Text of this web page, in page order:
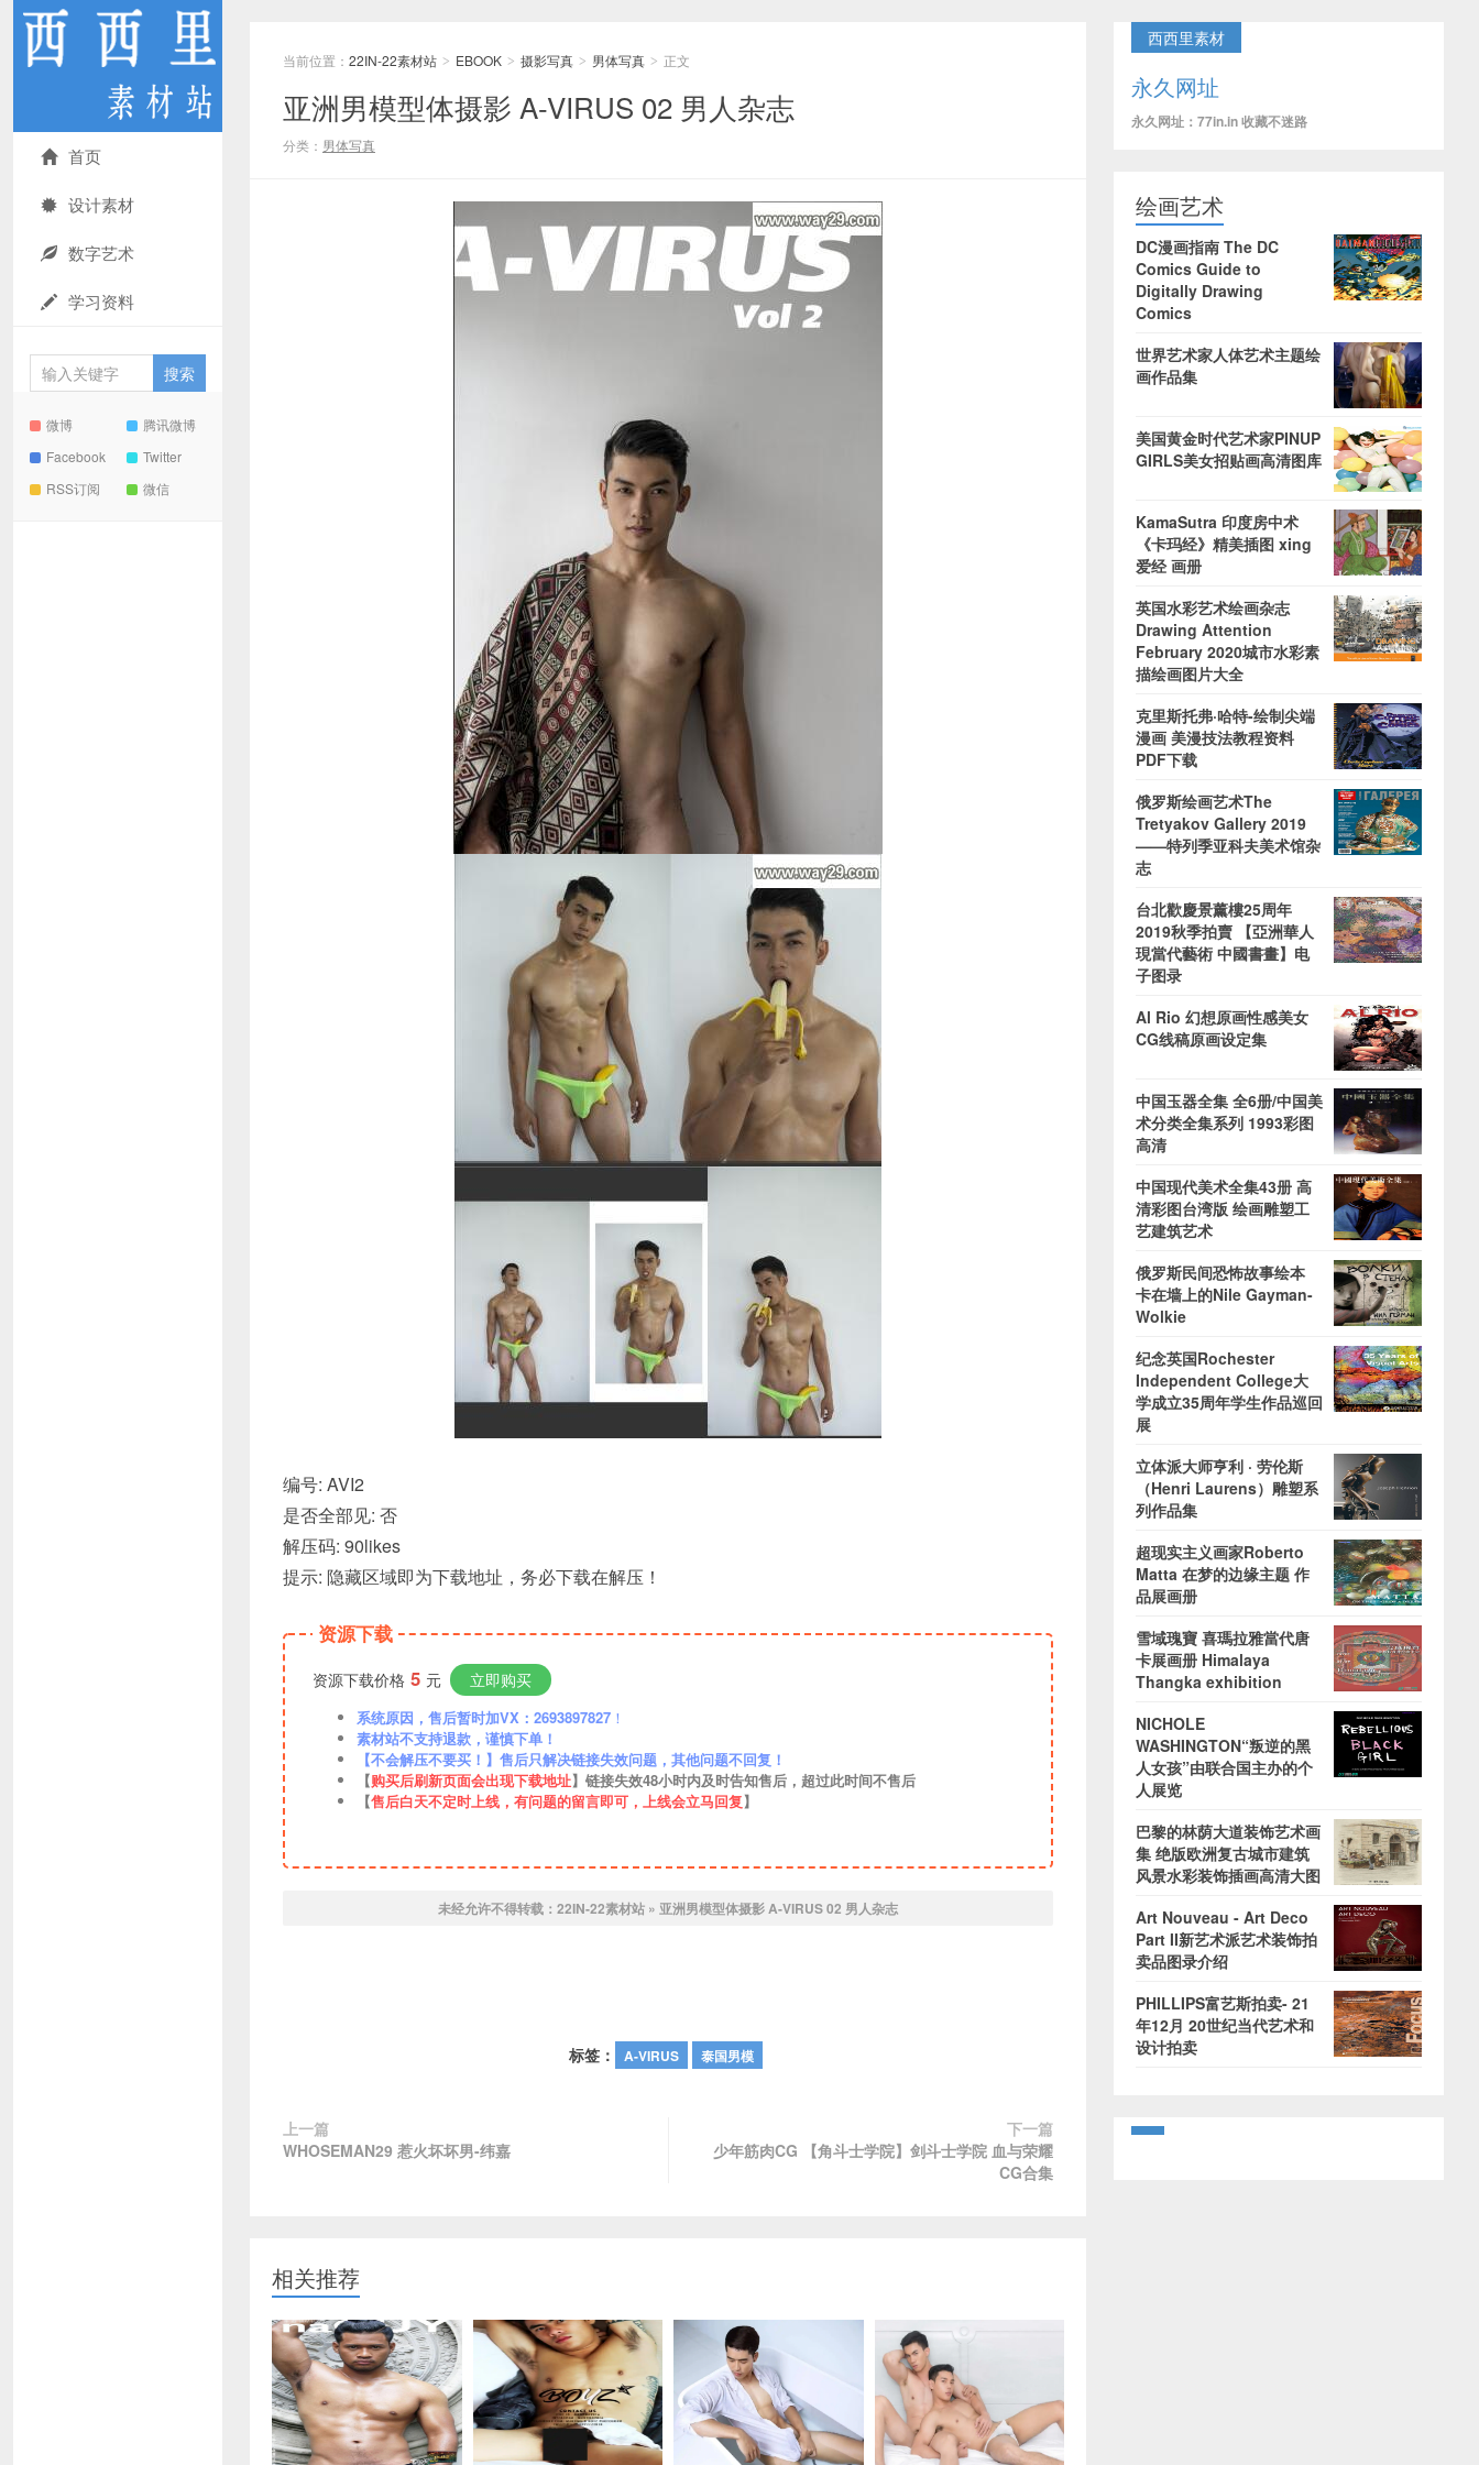
首页
设计素材
数字艺术
学习资料
微博
腾讯微博
Facebook
Twitter
RSS订阅
微信
当前位置： 22IN-22素材站 > EBOOK > 摄影写真 > 男体写真 > 正文
亚洲男模型体摄影 A-VIRUS 02 男人杂志
分类： 男体写真
编号: AVI2
是否全部见: 否
解压码: 90likes
提示: 隐藏区域即为下载地址，务必下载在解压！
资源下载
资源下载价格 5 元 立即购买
系统原因，售后暂时加VX：2693897827 ！
素材站不支持退款，谨慎下单！
【不会解压不要买！】售后只解决链接失效问题，其他问题不回复！
【购买后刷新页面会出现下载地址】链接失效48小时内及时告知售后，超过此时间不售后
【售后白天不定时上线，有问题的留言即可，上线会立马回复】
未经允许不得转载： 22IN-22素材站 » 亚洲男模型体摄影 A-VIRUS 02 男人杂志
标签： A-VIRUS 泰国男模
上一篇
WHOSEMAN29 惹火坏坏男-纬嘉
下一篇
少年筋肉CG 【角斗士学院】剑斗士学院 血与荣耀
CG合集
相关推荐
西西里素材
永久网址
永久网址：77in.in 收藏不迷路
绘画艺术
DC漫画指南 The DC
Comics Guide to
Digitally Drawing
Comics
世界艺术家人体艺术主题绘
画作品集
美国黄金时代艺术家PINUP
GIRLS美女招贴画高清图库
KamaSutra 印度房中术
《卡玛经》精美插图 xing
爱经 画册
英国水彩艺术绘画杂志
Drawing Attention
February 2020城市水彩素
描绘画图片大全
克里斯托弗·哈特-绘制尖端
漫画 美漫技法教程资料
PDF下载
俄罗斯绘画艺术The
Tretyakov Gallery 2019
——特列季亚科夫美术馆杂
志
台北歡慶景薰樓25周年
2019秋季拍賣 【亞洲華人
現當代藝術 中國書畫】电
子图录
Al Rio 幻想原画性感美女
CG线稿原画设定集
中国玉器全集 全6册/中国美
术分类全集系列 1993彩图
高清
中国现代美术全集43册 高
清彩图台湾版 绘画雕塑工
艺建筑艺术
俄罗斯民间恐怖故事绘本
卡在墙上的Nile Gayman-
Wolkie
纪念英国Rochester
Independent College大
学成立35周年学生作品巡回
展
立体派大师亨利 · 劳伦斯
（Henri Laurens）雕塑系
列作品集
超现实主义画家Roberto
Matta 在梦的边缘主题 作
品展画册
雪域瑰寶 喜瑪拉雅當代唐
卡展画册 Himalaya
Thangka exhibition
NICHOLE
WASHINGTON“叛逆的黑
人女孩”由联合国主办的个
人展览
巴黎的林荫大道装饰艺术画
集 绝版欧洲复古城市建筑
风景水彩装饰插画高清大图
Art Nouveau - Art Deco
Part II新艺术派艺术装饰拍
卖品图录介绍
PHILLIPS富艺斯拍卖- 21
年12月 20世纪当代艺术和
设计拍卖